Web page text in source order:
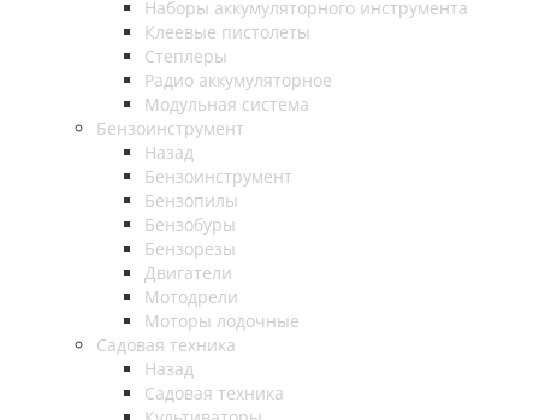
Наборы аккумуляторного инструмента
Клеевые пистолеты
Степлеры
Радио аккумуляторное
Модульная система
Бензоинструмент
Назад
Бензоинструмент
Бензопилы
Бензобуры
Бензорезы
Двигатели
Мотодрели
Моторы лодочные
Садовая техника
Назад
Садовая техника